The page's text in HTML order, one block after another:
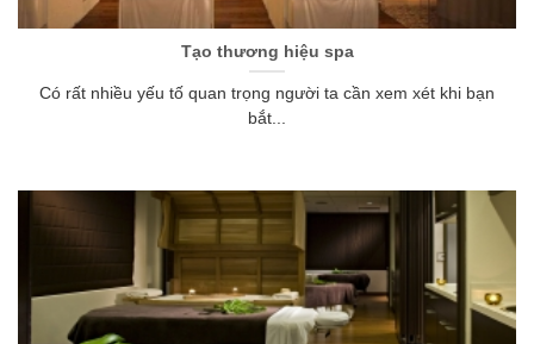
Tạo thương hiệu spa
Có rất nhiều yếu tố quan trọng người ta cần xem xét khi bạn
bắt...